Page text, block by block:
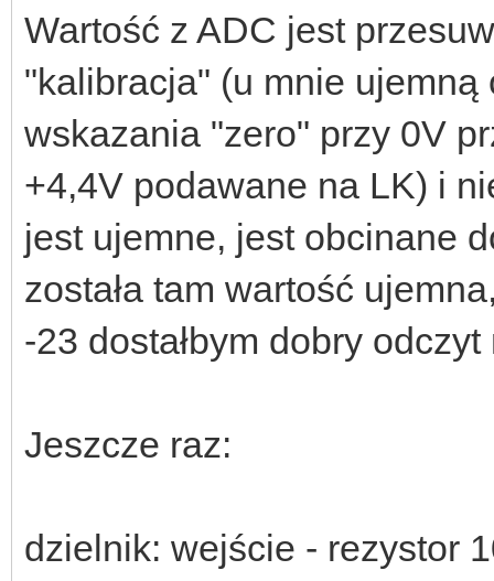
Wartość z ADC jest
"kalibracja" (u mnie ujemną
wskazania "zero" przy 0V
+4,4V podawane na LK) i
jest ujemne, jest obcinane
została tam wartość
-23 dostałbym dobry
Jeszcze raz:
dzielnik: wejście - rezystor